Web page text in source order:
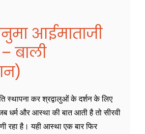
आईमाताजी
बाली
स्थापना कर श्रद्वालुओं के दर्शन के लिए
धर्म और आस्था की बात आती है तो सीरवी
रहा है। यही आस्था एक बार फिर